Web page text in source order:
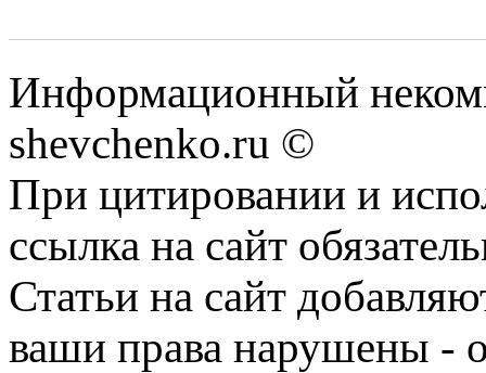
Информационный
shevchenko.ru ©
При цитировании и
ссылка на сайт
Статьи на сайт
ваши права нарушены -